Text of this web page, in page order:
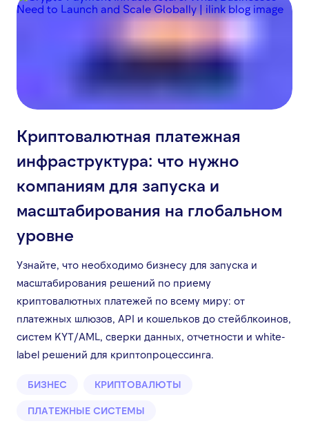
Криптовалютная платежная
инфраструктура: что нужно
компаниям для запуска и
масштабирования на глобальном
уровне
Узнайте, что необходимо бизнесу для запуска и
масштабирования решений по приему
криптовалютных платежей по всему миру: от
платежных шлюзов, API и кошельков до стейблкоинов,
систем KYT/AML, сверки данных, отчетности и white-
label решений для криптопроцессинга.
БИЗНЕС КРИПТОВАЛЮТЫ
ПЛАТЕЖНЫЕ СИСТЕМЫ